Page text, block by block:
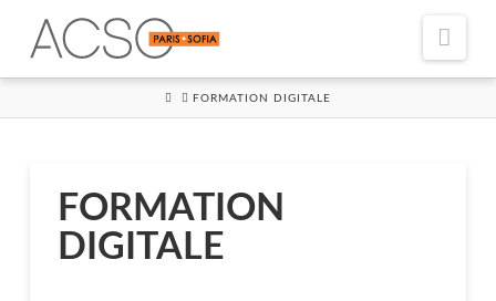
HOMEFORMATION DIGITALE
FORMATION
DIGITALE